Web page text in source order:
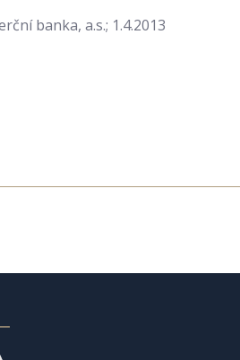
banka, a.s.; 1.4.2013